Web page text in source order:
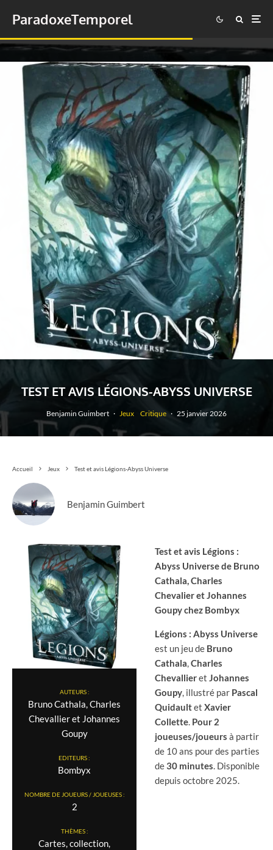
ParadoxeTemporel
TEST ET AVIS LÉGIONS-ABYSS UNIVERSE
Benjamin Guimbert · Jeux Critique · 25 janvier 2026
Accueil Jeux Test et avis Légions-Abyss Universe
Benjamin Guimbert
AUTEURS :
Bruno Cathala, Charles
Chevallier et Johannes
Goupy
EDITEURS :
Bombyx
NOMBRE DE JOUEURS / JOUEUSES :
2
THÈMES :
Cartes, collection,
Test et avis Légions :
Abyss Universe de Bruno
Cathala, Charles
Chevalier et Johannes
Goupy chez Bombyx
Légions : Abyss Universe
est un jeu de Bruno
Cathala,Charles
Chevallieret Johannes
Goupy, illustré par Pascal
Quidaultet Xavier
Collette. Pour 2
joueuses/joueurs à partir
de 10 ans pour des parties
de30 minutes. Disponible
depuis octobre 2025.